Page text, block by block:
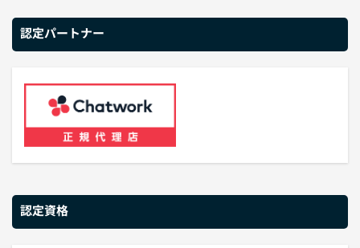
認定パートナー
認定資格